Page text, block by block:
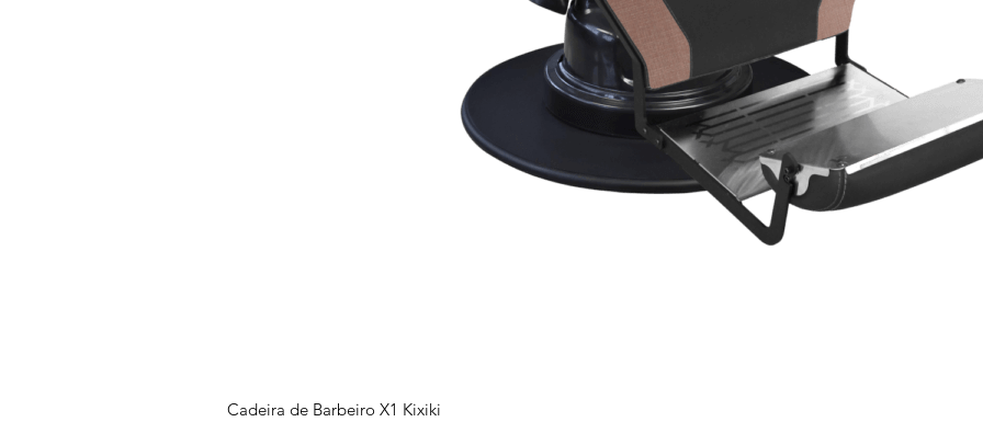
Cadeira de Barbeiro X1 Kixiki